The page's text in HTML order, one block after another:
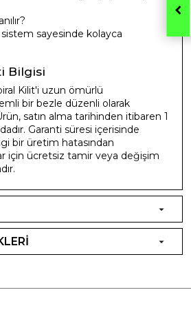
sistem sayesinde kolayca
Bilgisi
Kilit'i uzun ömürlü
bir bezle düzenli olarak
satın alma tarihinden itibaren 1
Garanti süresi içerisinde
bir üretim hatasından
için ücretsiz tamir veya değişim